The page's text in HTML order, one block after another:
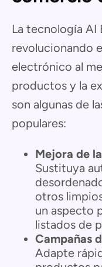
La tecnología AI
revolucionando
electrónico al
productos y la
son algunas de
populares:
Mejora de
Sustituya
otros
un aspecto
listados de
Campañas
Adapte